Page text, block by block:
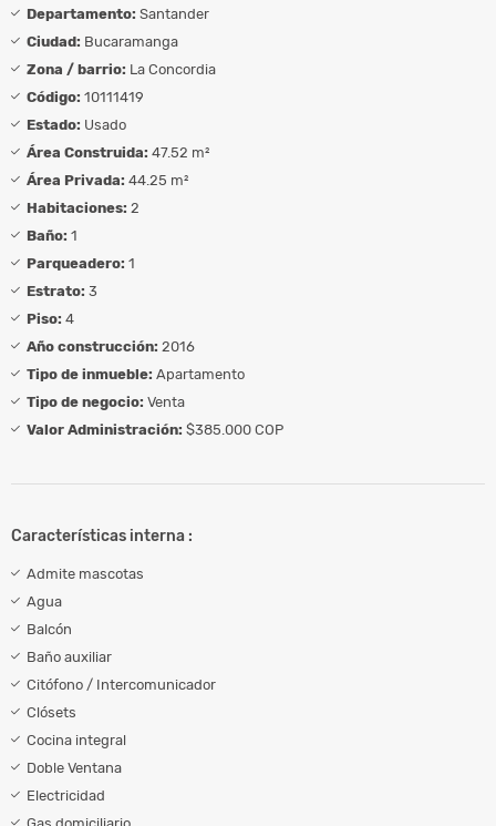
Departamento: Santander
Ciudad: Bucaramanga
Zona / barrio: La Concordia
Código: 10111419
Estado: Usado
Área Construida: 47.52 m²
Área Privada: 44.25 m²
Habitaciones: 2
Baño: 1
Parqueadero: 1
Estrato: 3
Piso: 4
Año construcción: 2016
Tipo de inmueble: Apartamento
Tipo de negocio: Venta
Valor Administración: $385.000 COP
Características interna :
Admite mascotas
Agua
Balcón
Baño auxiliar
Citófono / Intercomunicador
Clósets
Cocina integral
Doble Ventana
Electricidad